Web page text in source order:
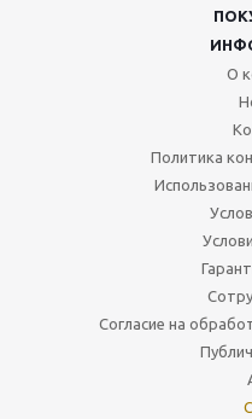
О
Политика
Согласие на